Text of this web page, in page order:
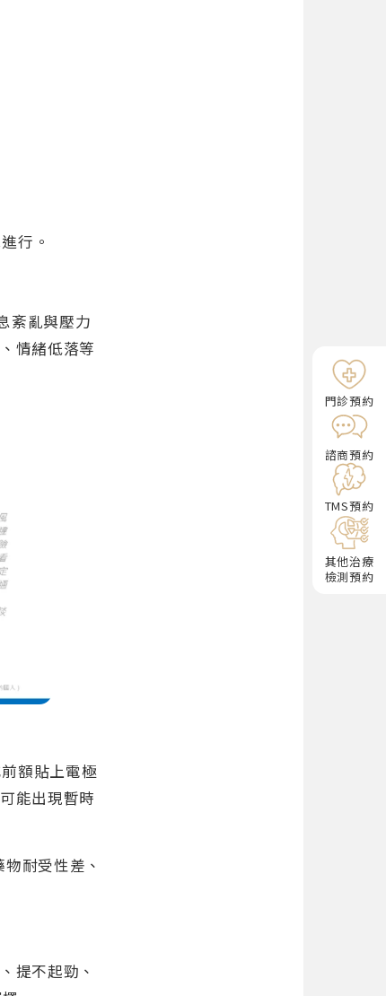
行。
紊亂與壓力
情緒低落等
額貼上電極
能出現暫時
耐受性差、
提不起勁、
門診預約
諮商預約
TMS預約
其他治療
檢測預約